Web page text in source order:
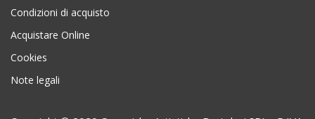
Condizioni di acquisto
Acquistare Online
Cookies
Note legali